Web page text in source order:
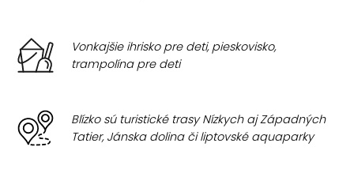
Vonkajšie ihrisko pre deti, pieskovisko,
trampolína pre deti
Blízko sú turistické trasy Nízkych aj Západných
Tatier, Jánska dolina či liptovské aquaparky